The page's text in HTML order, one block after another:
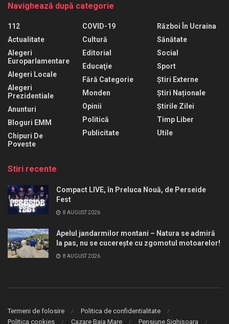
Navighează după categorie
112
Actualitate
Alegeri
Europarlamentare
Alegeri Locale
Alegeri
Prezidentiale
Anunturi
Bloguri EMM
Chipuri De
Poveste
COVID-19
Cultură
Editorial
Educaţie
Fără Categorie
Monden
Opinii
Politică
Publicitate
Război În Ucraina
Sănătate
Social
Sport
Știri Externe
Știri Naționale
Știrile Zilei
Timp Liber
Utile
Stiri recente
Compact LIVE, în Preluca Nouă, de Perseide
Fest
8 AUGUST 2026
Apelul jandarmilor montani – Natura se admiră
la pas, nu se cucerește cu zgomotul motoarelor!
8 AUGUST 2026
Termeni de folosire
Politica de confidentialitate
Politica cookies
Cazare Baia Mare Pensiune Sighișoara